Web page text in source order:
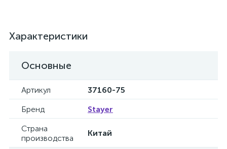
Характеристики
Основные
Артикул
37160-75
Бренд
Stayer
Страна
производства
Китай